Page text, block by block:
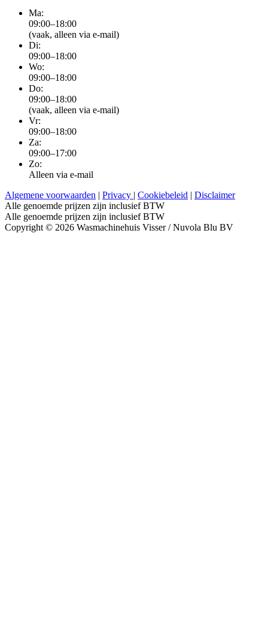
Ma:
09:00–18:00
(vaak, alleen via e-mail)
Di:
09:00–18:00
Wo:
09:00–18:00
Do:
09:00–18:00
(vaak, alleen via e-mail)
Vr:
09:00–18:00
Za:
09:00–17:00
Zo:
Alleen via e-mail
Algemene voorwaarden | Privacy | Cookiebeleid | Disclaimer
Alle genoemde prijzen zijn inclusief BTW
Alle genoemde prijzen zijn inclusief BTW
Copyright © 2026 Wasmachinehuis Visser / Nuvola Blu BV